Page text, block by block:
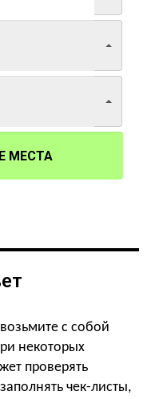
МЕСТА
с собой
некоторых
проверять
чек-листы,